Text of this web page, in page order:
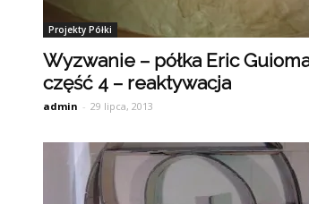
Projekty Półki
Wyzwanie – półka Eric
część 4 – reaktywacja
admin - 29 lipca, 2013